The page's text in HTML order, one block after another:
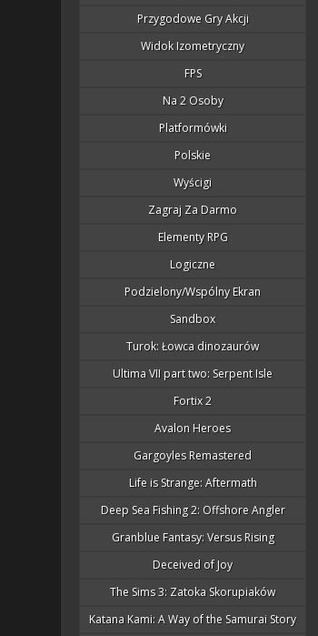
Przygodowe Gry Akcji
Widok Izometryczny
FPS
Na 2 Osoby
Platformówki
Polskie
Wyścigi
Zagraj Za Darmo
Elementy RPG
Logiczne
Podzielony/wspólny Ekran
Sandbox
Turok: Łowca dinozaurów
Ultima VII part two: Serpent Isle
Fortix 2
Avalon Heroes
Gargoyles Remastered
Life is Strange: Aftermath
Deep Sea Fishing 2: Offshore Angler
Granblue Fantasy: Versus Rising
Deceived of Joy
The Sims 3: Zatoka Skorupiaków
Katana Kami: A Way of the Samurai Story